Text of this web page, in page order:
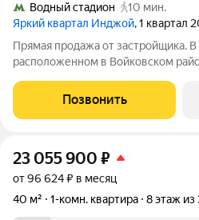
Водный стадион
10 мин.
Яркий квартал Инджой, 1 квартал
Прямая продажа от застройщика.
расположенном в Войковском
расположена на 18 этаже 33-
квартале бизнес-класса Инджой.
Позвонить
23 055 900 ₽
от 96 624 ₽ в месяц
40 м²
1-комн. квартира 8 этаж из